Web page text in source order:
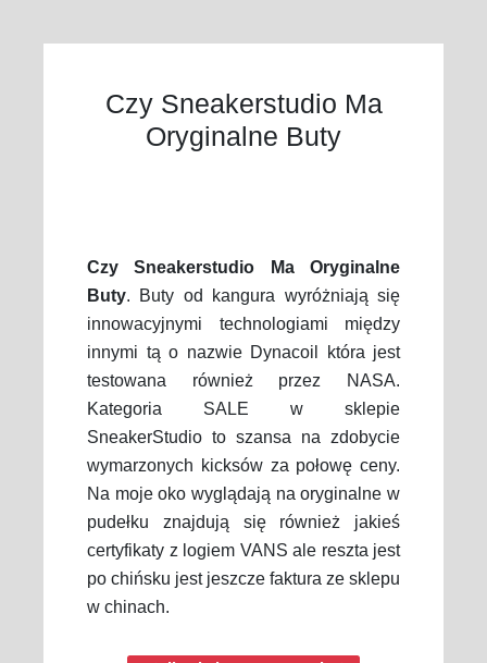
Czy Sneakerstudio Ma
Oryginalne Buty
Czy Sneakerstudio Ma Oryginalne
Buty. Buty od kangura wyróżniają się
innowacyjnymi technologiami między
innymi tą o nazwie Dynacoil która jest
testowana również przez NASA.
Kategoria SALE w sklepie
SneakerStudio to szansa na zdobycie
wymarzonych kicksów za połowę ceny.
Na moje oko wyglądają na oryginalne w
pudełku znajdują się również jakieś
certyfikaty z logiem VANS ale reszta jest
po chińsku jest jeszcze faktura ze sklepu
w chinach.